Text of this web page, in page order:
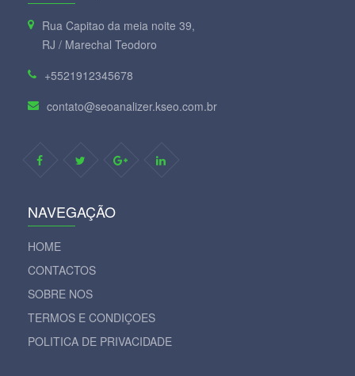
Rua Capitao da meia noite 39,
RJ / Marechal Teodoro
+5521912345678
contato@seoanalizer.kseo.com.br
NAVEGAÇÃO
HOME
CONTACTOS
SOBRE NOS
TERMOS E CONDIÇOES
POLITICA DE PRIVACIDADE